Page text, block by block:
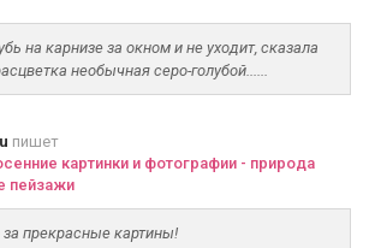
на карнизе за окном и не уходит, сказала
необычная серо-голубой......
пишет
картинки и фотографии - природа
пейзажи
прекрасные картины!